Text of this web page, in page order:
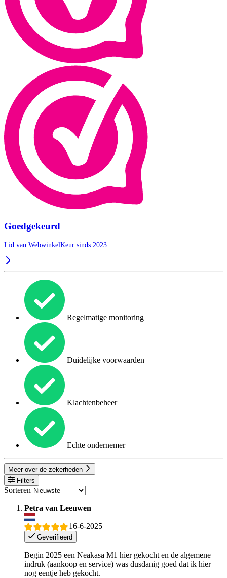
Goedgekeurd
Lid van WebwinkelKeur sinds 2023
Regelmatige monitoring
Duidelijke voorwaarden
Klachtenbeheer
Echte ondernemer
Meer over de zekerheden
Filters
Sorteren
Petra van Leeuwen
16-6-2025
Geverifieerd
Begin 2025 een Neakasa M1 hier gekocht en de algemene
indruk (aankoop en service) was dusdanig goed dat ik hier
nog eentje heb gekocht.